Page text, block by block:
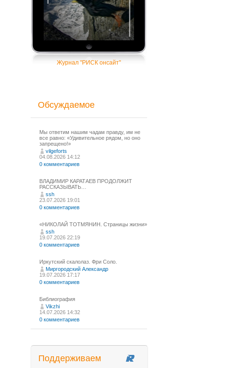
Журнал "РИСК онсайт"
Обсуждаемое
Мы ответим нашим чадам правду, им не
все равно: «Удивительное рядом, но оно
запрещено!»
vilgeforts
04.08.2026 14:12
0 комментариев
ВЛАДИМИР КАРАТАЕВ ПРОДОЛЖИТ
РАССКАЗЫВАТЬ…
ssh
23.07.2026 19:01
0 комментариев
«НИКОЛАЙ ТОТМЯНИН. Страницы жизни»
ssh
19.07.2026 22:19
0 комментариев
Иркутский скалолаз. Фри Соло.
Миргородский Александр
19.07.2026 17:17
0 комментариев
Библиография
Vikzhi
14.07.2026 14:32
0 комментариев
Поддерживаем